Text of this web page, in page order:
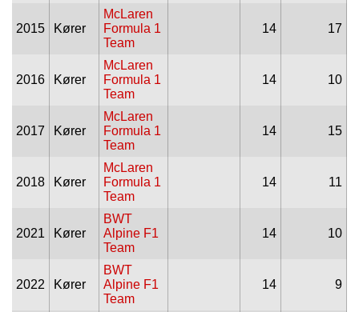
2015 Kører
McLaren
Formula 1
Team
14 17
2016 Kører
McLaren
Formula 1
Team
14 10
2017 Kører
McLaren
Formula 1
Team
14 15
2018 Kører
McLaren
Formula 1
Team
14 11
2021 Kører
BWT
Alpine F1
Team
14 10
2022 Kører
BWT
Alpine F1
Team
14 9